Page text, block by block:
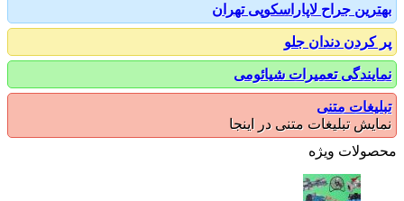
جراح لاپاراسکوپی تهران
دندان جلو
تعمیرات شیائومی
متنی
تبلیغات متنی در اینجا
ویژه